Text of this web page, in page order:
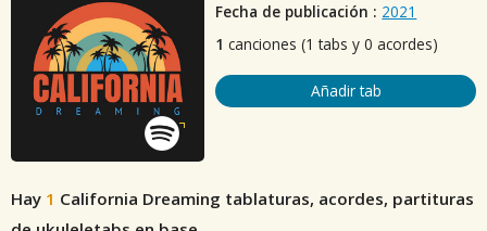
Fecha de publicación : 2021
1 canciones (1 tabs y 0 acordes)
Añadir tab
Hay 1 California Dreaming tablaturas, acordes, partituras